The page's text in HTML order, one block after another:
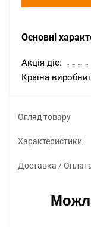
Основні
Акція діє:
Країна
Огляд товару
Характеристики
Доставка /